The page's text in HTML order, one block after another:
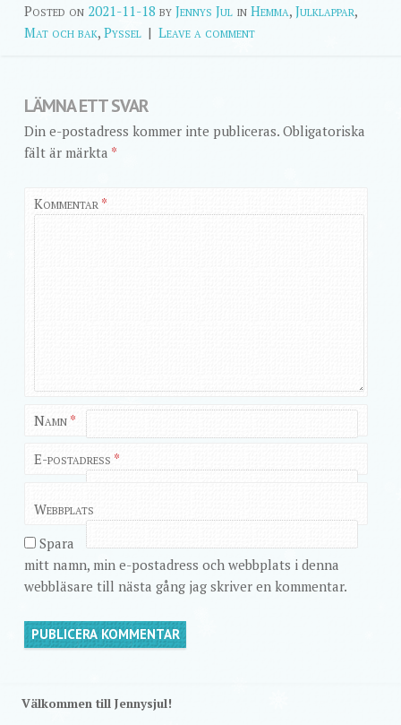
Posted on 2021-11-18 by Jennys Jul in Hemma, Julklappar,
Mat och bak, Pyssel | Leave a comment
LÄMNA ETT SVAR
Din e-postadress kommer inte publiceras. Obligatoriska
fält är märkta *
Kommentar *
Namn *
E-postadress *
Webbplats
Spara
mitt namn, min e-postadress och webbplats i denna
webbläsare till nästa gång jag skriver en kommentar.
Välkommen till Jennysjul!